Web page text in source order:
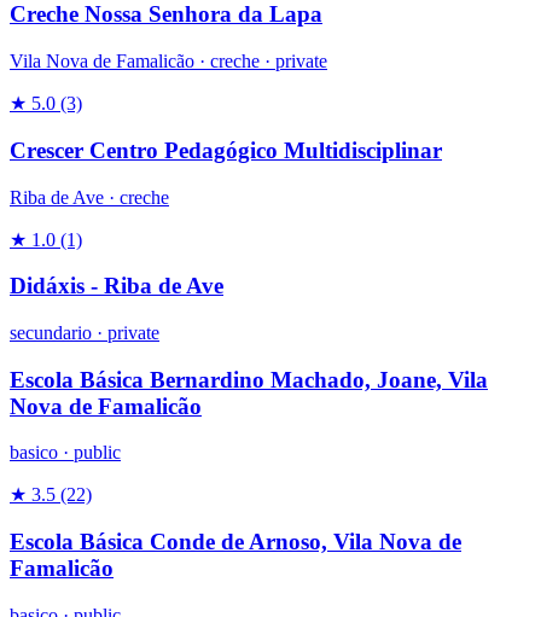
Creche Nossa Senhora da Lapa
Vila Nova de Famalicão · creche · private
★ 5.0 (3)
Crescer Centro Pedagógico Multidisciplinar
Riba de Ave · creche
★ 1.0 (1)
Didáxis - Riba de Ave
secundario · private
Escola Básica Bernardino Machado, Joane, Vila
Nova de Famalicão
basico · public
★ 3.5 (22)
Escola Básica Conde de Arnoso, Vila Nova de
Famalicão